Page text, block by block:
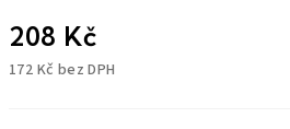
208 Kč
172 Kč bez DPH